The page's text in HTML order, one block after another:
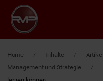
Zum Hauptinhalt
Home Inhalte Artikel
Management und Strategie